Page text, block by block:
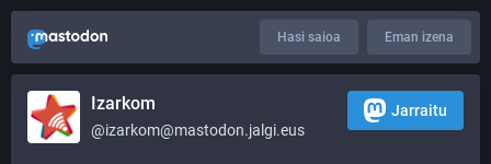
Hasi saioa Eman izena
Izarkom
@izarkom@mastodon.jalgi.eus
Jarraitu